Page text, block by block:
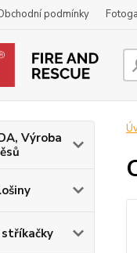
podmínky
Výroba